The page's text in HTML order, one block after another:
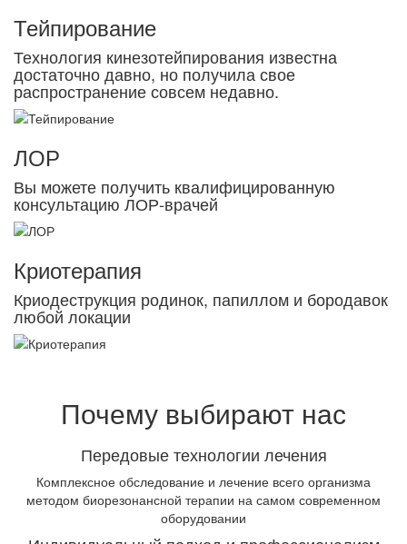
Тейпирование
Технология кинезотейпирования известна
достаточно давно, но получила свое
распространение совсем недавно.
ЛОР
Вы можете получить квалифицированную
консультацию ЛОР-врачей
Криотерапия
Криодеструкция родинок, папиллом и бородавок
любой локации
Почему выбирают нас
Передовые технологии лечения
Комплексное обследование и лечение всего организма
методом биорезонансной терапии на самом современном
оборудовании